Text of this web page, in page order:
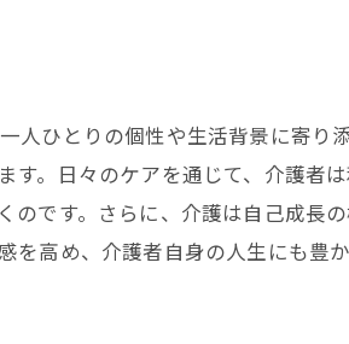
人ひとりの個性や生活背景に寄り
。日々のケアを通じて、介護者
です。さらに、介護は自己成長
高め、介護者自身の人生にも豊